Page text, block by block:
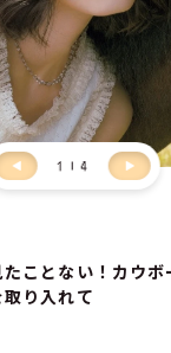
1 4
ことない！カウボ
り入れて